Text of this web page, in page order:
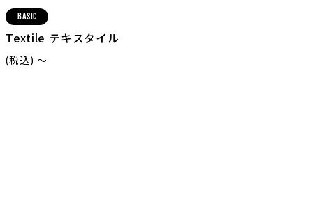
Basic
Textile テキスタイル
(税込) 〜